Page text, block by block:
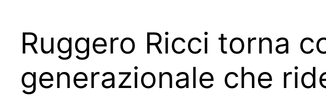
Ruggero Ricci torna
generazionale che